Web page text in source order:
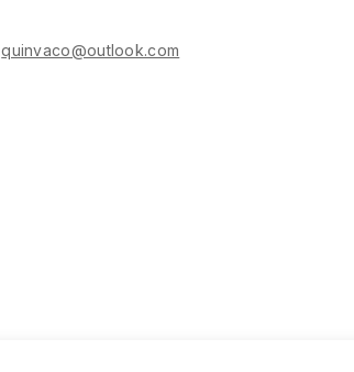
quinvaco@outlook.com